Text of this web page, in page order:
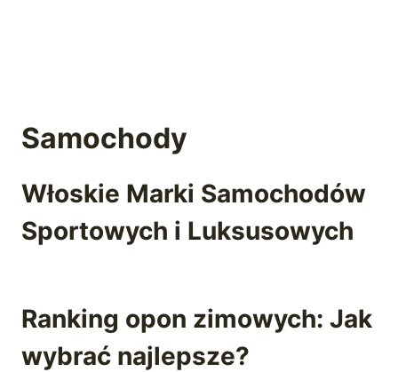
Samochody
Włoskie Marki Samochodów
Sportowych i Luksusowych
Ranking opon zimowych: Jak
wybrać najlepsze?